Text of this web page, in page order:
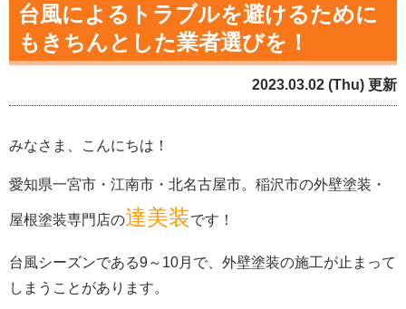
台風によるトラブルを避けるために
もきちんとした業者選びを！
2023.03.02 (Thu) 更新
みなさま、こんにちは！
愛知県一宮市・江南市・北名古屋市。稲沢市の外壁塗装・
屋根塗装専門店の達美装です！
台風シーズンである9～10月で、外壁塗装の施工が止まって
しまうことがあります。